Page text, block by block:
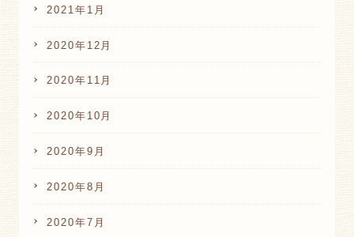
2021年1月
2020年12月
2020年11月
2020年10月
2020年9月
2020年8月
2020年7月